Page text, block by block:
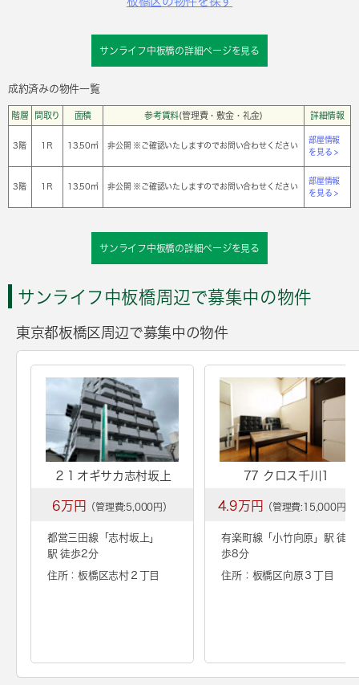
サンライフ中板橋の詳細ページを見る
成約済みの物件一覧
階層 間取り 面積 参考賃料(管理費・敷金・礼金) 詳細情報
3階 1Ｒ 13.50㎡ 非公開 ※ご確認いたしますのでお問い合わせください
部屋情報
を見る >
3階 1Ｒ 13.50㎡ 非公開 ※ご確認いたしますのでお問い合わせください
部屋情報
を見る >
サンライフ中板橋の詳細ページを見る
サンライフ中板橋周辺で募集中の物件
東京都板橋区周辺で募集中の物件
２１オギサカ志村坂上
6万円 （管理費:5,000円）
都営三田線「 志村坂上 」
駅 徒歩2分
住所：板橋区志村２丁目
77 クロス千川1
4.9万円 （管理費:15,000円）
有楽町線「小竹向原 」駅 徒
歩8分
住所：板橋区向原３丁目